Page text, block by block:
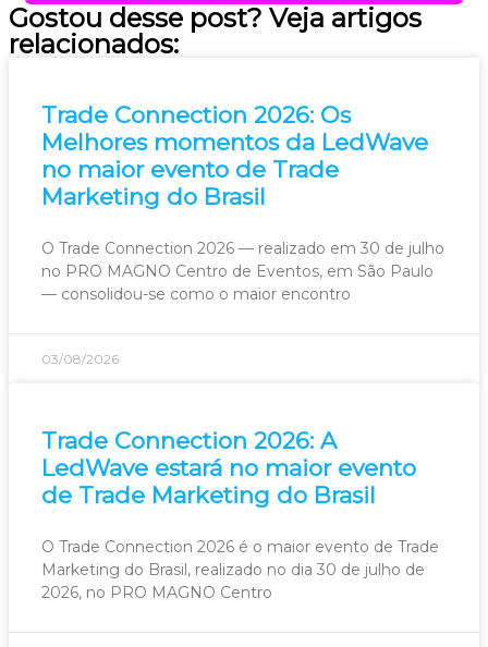
Gostou desse post? Veja artigos
relacionados:
Trade Connection 2026: Os
Melhores momentos da LedWave
no maior evento de Trade
Marketing do Brasil
O Trade Connection 2026 — realizado em 30 de julho
no PRO MAGNO Centro de Eventos, em São Paulo
— consolidou-se como o maior encontro
03/08/2026
Trade Connection 2026: A
LedWave estará no maior evento
de Trade Marketing do Brasil
O Trade Connection 2026 é o maior evento de Trade
Marketing do Brasil, realizado no dia 30 de julho de
2026, no PRO MAGNO Centro